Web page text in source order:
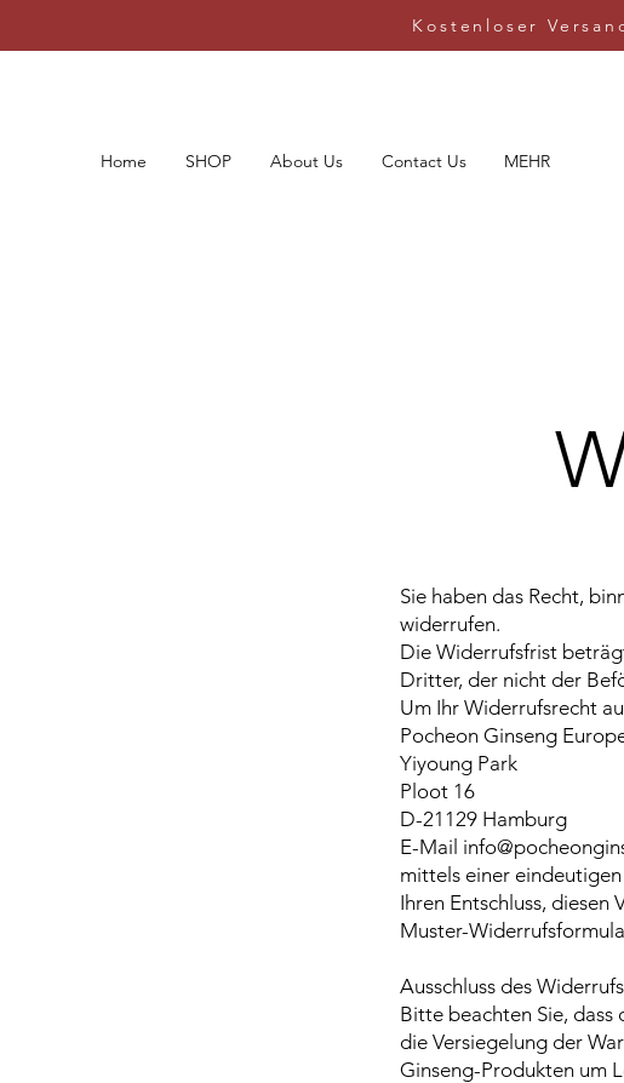
Kostenloser
Home SHOP About Us Contact Us MEHR
Sie haben das Recht,
widerrufen.
Die Widerrufsfrist
Dritter, der nicht der
Um Ihr Widerrufsrecht
Pocheon Ginseng
Yiyoung Park
Ploot 16
D-21129 Hamburg
E-Mail
mittels einer
Ihren Entschluss,
Muster-
Ausschluss des
Bitte beachten Sie, dass
die Versiegelung der
Ginseng-Produkten um